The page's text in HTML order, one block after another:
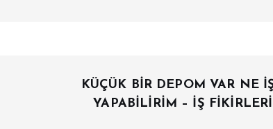
KÜÇÜK BİR DEPOM VAR NE
YAPABİLİRİM – İŞ